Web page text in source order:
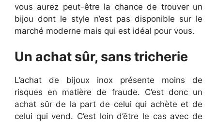
vous aurez peut-être la chance de trouver un
bijou dont le style n’est pas disponible sur le
marché moderne mais qui est idéal pour vous.
Un achat sûr, sans tricherie
L’achat de bijoux inox présente moins de
risques en matière de fraude. C’est donc un
achat sûr de la part de celui qui achète et de
celui qui vend. C’est loin d’être le cas avec de